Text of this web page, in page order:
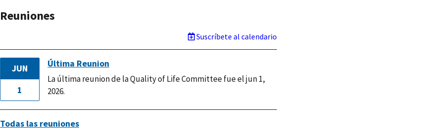
Reuniones
Suscríbete al calendario
JUN
1
Última Reunion
La última reunion de la Quality of Life Committee fue el jun 1,
2026.
Todas las reuniones